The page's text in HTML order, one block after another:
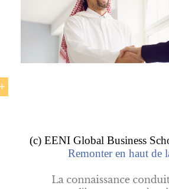
Maha Al-Ghunaim est la
(c) EENI Global Business
Remonter en haut de